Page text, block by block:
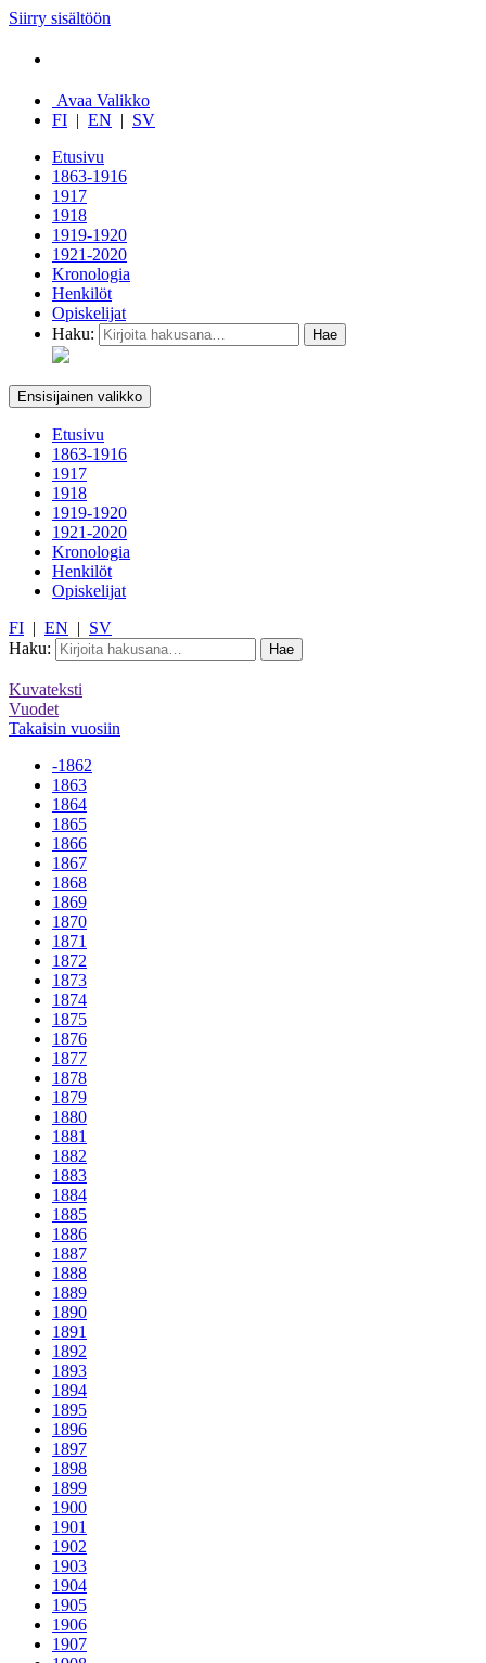
Siirry sisältöön
Avaa Valikko
FI | EN | SV
Etusivu
1863-1916
1917
1918
1919-1920
1921-2020
Kronologia
Henkilöt
Opiskelijat
Haku:
Ensisijainen valikko
Etusivu
1863-1916
1917
1918
1919-1920
1921-2020
Kronologia
Henkilöt
Opiskelijat
FI | EN | SV
Haku:
Kuvateksti
Vuodet
Takaisin vuosiin
-1862
1863
1864
1865
1866
1867
1868
1869
1870
1871
1872
1873
1874
1875
1876
1877
1878
1879
1880
1881
1882
1883
1884
1885
1886
1887
1888
1889
1890
1891
1892
1893
1894
1895
1896
1897
1898
1899
1900
1901
1902
1903
1904
1905
1906
1907